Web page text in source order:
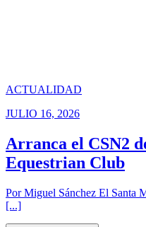
ACTUALIDAD
JULIO 16, 2026
Arranca el CSN2
Equestrian Club
Por Miguel Sánchez El Santa
[...]